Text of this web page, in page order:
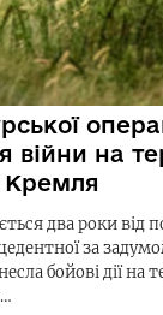
війни на
Кремля
два роки від
за
бойові дії